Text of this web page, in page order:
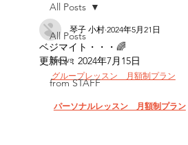
All Posts
News
from STAFF
All Posts
ベジマイト・・・🌈
琴子 小村 2024年5月21日
更新日： 2024年7月15日
グループレッスン　月額制プラン
パーソナルレッスン　月額制プラン